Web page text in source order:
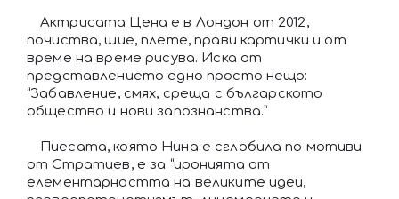
Актрисата Цена е в Лондон от 2012,
почиства, шие, плете, прави картички и от
време на време рисува. Иска от
представлението едно просто нещо:
“Забавление, смях, среща с българското
общество и нови запознанства.”
Пиесата, която Нина е сглобила по мотиви
от Стратиев, е за “иронията от
елементарността на великите идеи,